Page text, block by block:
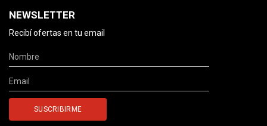
NEWSLETTER
Recibí ofertas en tu email